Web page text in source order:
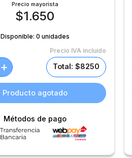
Precio mayorista
$1.650
Disponible: 0 unidades
Precio IVA incluido
+ Total: $8250
Producto agotado
Métodos de pago